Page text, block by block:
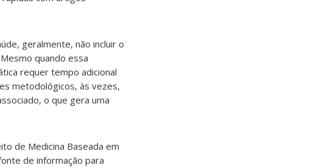
geralmente, não incluir o
quando essa
requer tempo adicional
metodológicos, às vezes,
o que gera uma
de Medicina Baseada em
de informação para